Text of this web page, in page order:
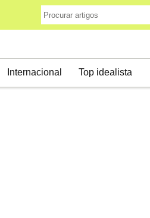
Internacional Top idealista